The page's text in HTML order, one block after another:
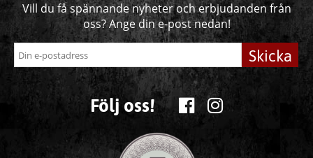
Vill du få spännande nyheter och erbjudanden från
oss? Ange din e-post nedan!
Skicka
Följ oss!